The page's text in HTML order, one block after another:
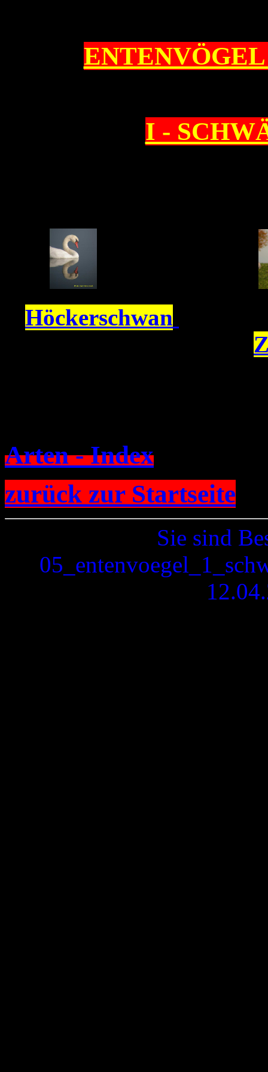
I -
Höckerschwan
Arten - Index
zurück zur Startseite
Sie sind